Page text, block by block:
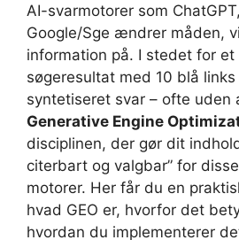
AI-svarmotorer som
Google/Sge ændrer måden,
information på. I stedet for et
søgeresultat med 10 blå
syntetiseret svar – ofte uden
Generative Engine
disciplinen, der gør dit
citerbart og valgbar” for
motorer. Her får du en
hvad GEO er, hvorfor det
hvordan du implementerer